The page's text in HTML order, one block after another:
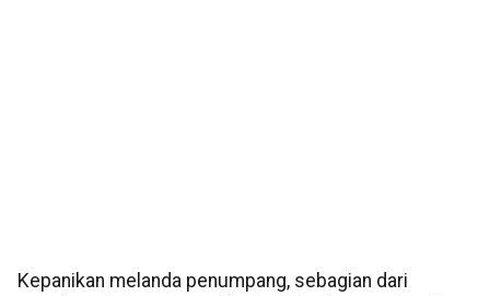
Kepanikan melanda penumpang, sebagian dari